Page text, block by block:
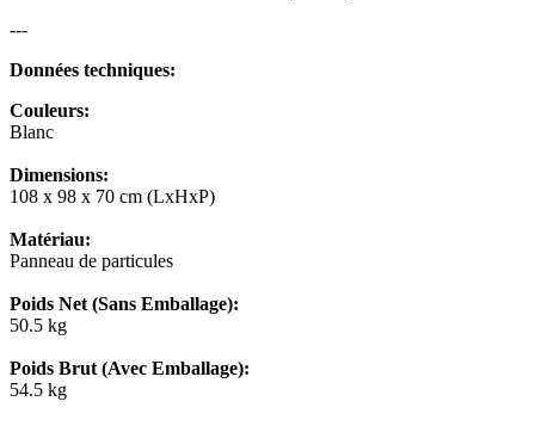
---
Données techniques:
Couleurs:
Blanc
Dimensions:
108 x 98 x 70 cm (LxHxP)
Matériau:
Panneau de particules
Poids Net (Sans Emballage):
50.5 kg
Poids Brut (Avec Emballage):
54.5 kg